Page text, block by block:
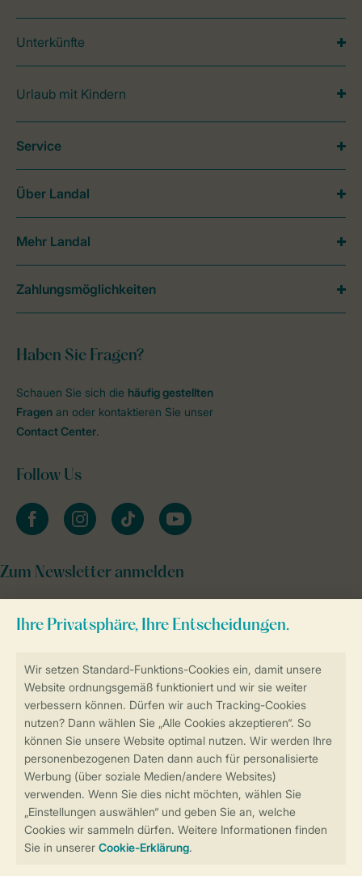
Sicherstellung Deiner Privatsphäre
Sicher und schnell zur Online-Buchung
Sichere Datenübertragung
Sicheres Bezahlen
Unterkünfte
Urlaub mit Kindern
Haben Sie Fragen?
Schauen Sie sich die häufig gestellten
Fragen an oder kontaktieren Sie unser
Contact Center.
Follow Us
facebookinstagramtiktok youtube
Zum Newsletter anmelden
Service
Über Landal
Mehr Landal
Zahlungsmöglichkeiten